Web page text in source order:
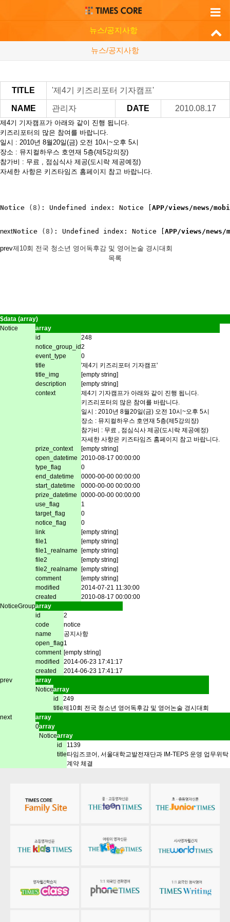
뉴스/공지사항
뉴스/공지사항
TITLE '제4기 키즈리포터 기자캠프'
NAME 관리자 DATE 2010.08.17
제4기 기자캠프가 아래와 같이 진행 됩니다.
키즈리포터의 많은 참여를 바랍니다.
일시 : 2010년 8월20일(금) 오전 10시~오후 5시
장소 : 뮤지컬하우스 호연재 5층(제5강의장)
참가비 : 무료 , 점심식사 제공(도시락 제공예정)
자세한 사항은 키즈타임즈 홈페이지 참고 바랍니다.
Notice (8) : Undefined index: Notice [ APP/views/news/
nextNotice (8) : Undefined index: Notice [ APP/views/
prev제10회 전국 청소년 영어독후감 및 영어논술 경시대회
목록
$data (array)
Notice
array
id
248
notice_group_id2
event_type
0
title
'제4기 키즈리포터 기자캠프'
title_img
[empty string]
description
[empty string]
context
제4기 기자캠프가 아래와 같이 진행 됩니다.
키즈리포터의 많은 참여를 바랍니다.
일시 : 2010년 8월20일(금) 오전 10시~오후 5시
장소 : 뮤지컬하우스 호연재 5층(제5강의장)
참가비 : 무료 , 점심식사 제공(도시락 제공예정)
자세한 사항은 키즈타임즈 홈페이지 참고 바랍니다.
prize_context
[empty string]
open_datetime 2010-08-17 00:00:00
type_flag
0
end_datetime
0000-00-00 00:00:00
start_datetime
0000-00-00 00:00:00
prize_datetime
0000-00-00 00:00:00
use_flag
1
target_flag
0
notice_flag
0
link
[empty string]
file1
[empty string]
file1_realname [empty string]
file2
[empty string]
file2_realname [empty string]
comment
[empty string]
modified
2014-07-21 11:30:00
created
2010-08-17 00:00:00
NoticeGrouparray
id
2
code
notice
name
공지사항
open_flag1
comment [empty string]
modified
2014-06-23 17:41:17
created
2014-06-23 17:41:17
prev
array
Noticearray
id
249
title제10회 전국 청소년 영어독후감 및 영어논술 경시대회
next
array
0array
Noticearray
id
1139
title타임즈코어, 서울대학교발전재단과 IM-TEPS 운영 업무위탁
계약 체결